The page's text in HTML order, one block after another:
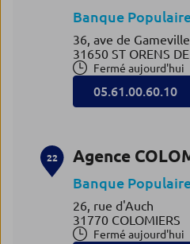
Banque
36, ave de Gameville
31650 ST ORENS
Fermé aujourd'hui
05.61.00.60.10
22 Agence
Banque
26, rue d'Auch
31770 COLOMIERS
Fermé aujourd'hui